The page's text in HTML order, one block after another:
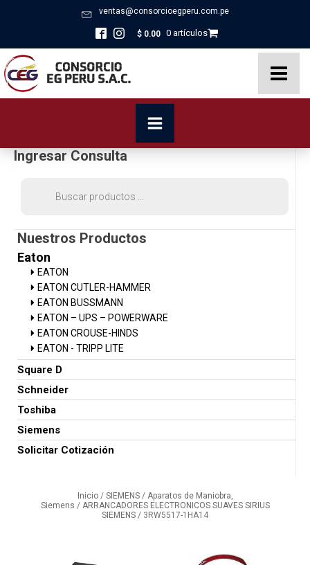
ventas@consorcioegperu.com.pe
$ 0.00 0 artículos
Ingresar Consulta
Nuestros Productos
Eaton
EATON
EATON CUTLER-HAMMER
EATON BUSSMANN
EATON – UPS – POWERWARE
EATON CROUSE-HINDS
EATON - TRIPP LITE
Square D
Schneider
Toshiba
Siemens
Solicitar Cotización
Inicio/ SIEMENS/ Aparatos de Maniobra,
Siemens / ARRANCADORES ELECTRONICOS SUAVES SIRIUS
SIEMENS / 3RW5517-1HA14